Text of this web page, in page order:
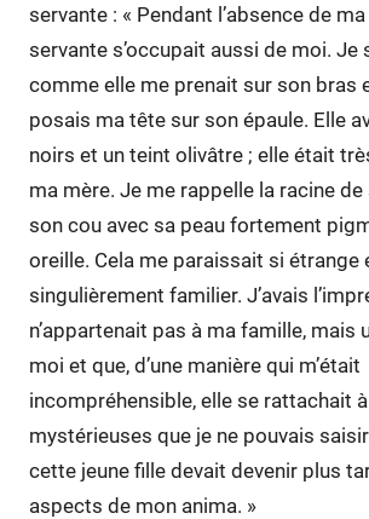
servante : « Pendant l’absence de
servante s’occupait aussi de moi. Je
comme elle me prenait sur son bras
posais ma tête sur son épaule. Elle
noirs et un teint olivâtre ; elle était
ma mère. Je me rappelle la racine de
son cou avec sa peau fortement
oreille. Cela me paraissait si étrange
singulièrement familier. J’avais
n’appartenait pas à ma famille, mais
moi et que, d’une manière qui m’était
incompréhensible, elle se rattachait
mystérieuses que je ne pouvais
cette jeune fille devait devenir plus
aspects de mon anima. »